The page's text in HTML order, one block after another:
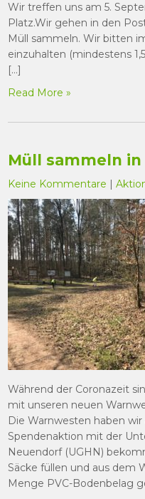
Wir treffen uns am 5.
Platz.Wir gehen in den
Müll sammeln. Wir bitten
einzuhalten (mindestens
[…]
Read More »
Müll sammeln
Keine Kommentare |
Während der Coronazeit
mit unseren neuen
Die Warnwesten haben
Spendenaktion mit der
Neuendorf (UGHN)
Säcke füllen und aus dem
Menge PVC-Bodenbelag